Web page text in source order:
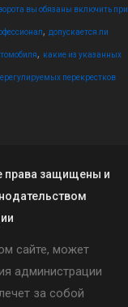
вы обязаны включить при
, допускается ли
, какие из указанных
перекрестков
права защищены и
сайте, может
администрации
за собой